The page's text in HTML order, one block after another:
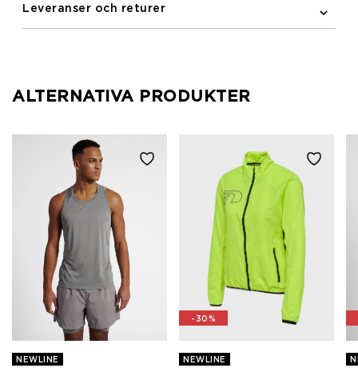
Leveranser och returer
ALTERNATIVA PRODUKTER
NEWLINE
-30%
NEWLINE